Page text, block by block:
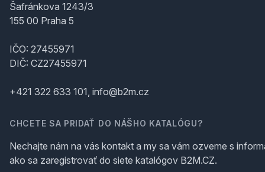
Šafránkova 1243/3
155 00 Praha 5
IČO: 27455971
DIČ: CZ27455971
+421 322 633 101, info@b2m.cz
CHCETE SA PRIDAŤ DO NÁŠHO KATALÓGU?
Nechajte nám na vás kontakt a my sa vám ozveme s
ako sa zaregistrovať do siete katalógov B2M.CZ.